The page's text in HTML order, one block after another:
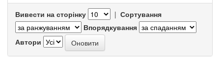
Вивести на сторінку | Сортування
Впорядкування
Автори